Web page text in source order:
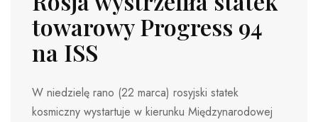
towarowy Progress 94
na ISS
W niedzielę rano (22 marca) rosyjski statek
kosmiczny wystartuje w kierunku Międzynarodowej